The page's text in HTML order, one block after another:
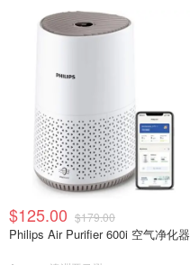
$125.00 $179.00
Philips Air Purifier 600i 空气净化器